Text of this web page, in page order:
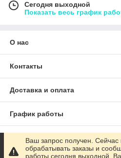
Сегодня выходной
Показать весь график
О нас
Контакты
Доставка и оплата
График работы
Полная версия сайта
Ваш запрос получен.
обрабатывать заказы и
работы сегодня выходной.